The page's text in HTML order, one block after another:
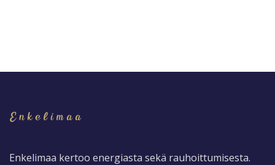
Enkelimaa kertoo energiasta sekä rauhoittumisesta.